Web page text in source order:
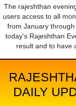
The rajeshthan
users access to all
from January
today's Rajeshthan
result and to have
DAILY